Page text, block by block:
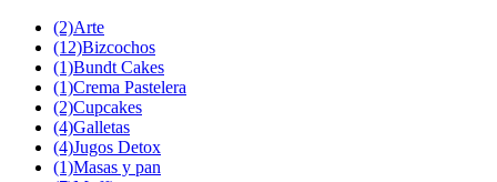
(2)Arte
(12)Bizcochos
(1)Bundt Cakes
(1)Crema Pastelera
(2)Cupcakes
(4)Galletas
(4)Jugos Detox
(1)Masas y pan